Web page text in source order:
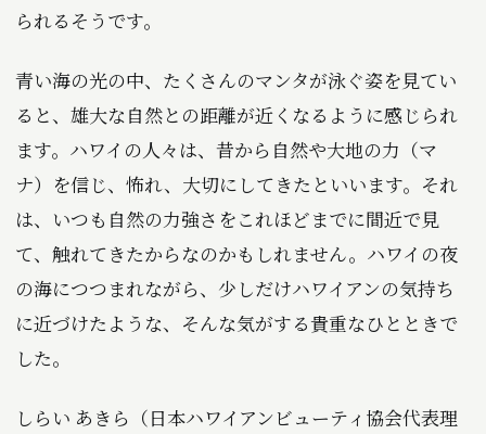
られるそうです。
青い海の光の中、たくさんのマンタが泳ぐ姿を見てい
ると、雄大な自然との距離が近くなるように感じられ
ます。ハワイの人々は、昔から自然や大地の力（マ
ナ）を信じ、怖れ、大切にしてきたといいます。それ
は、いつも自然の力強さをこれほどまでに間近で見
て、触れてきたからなのかもしれません。ハワイの夜
の海につつまれながら、少しだけハワイアンの気持ち
に近づけたような、そんな気がする貴重なひとときで
した。
しらい あきら（日本ハワイアンビューティ協会代表理